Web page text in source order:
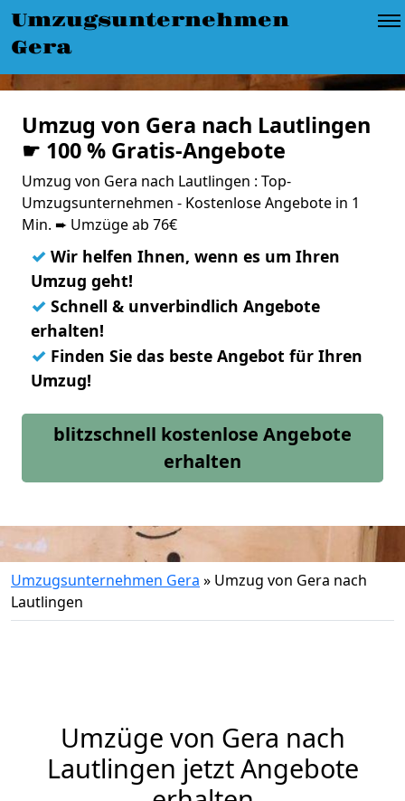
Umzugsunternehmen
Gera
Umzug von Gera nach Lautlingen
☛ 100 % Gratis-Angebote
Umzug von Gera nach Lautlingen : Top-
Umzugsunternehmen - Kostenlose Angebote in 1
Min. ➨ Umzüge ab 76€
✓ Wir helfen Ihnen, wenn es um Ihren
Umzug geht!
✓ Schnell & unverbindlich Angebote
erhalten!
✓ Finden Sie das beste Angebot für Ihren
Umzug!
blitzschnell kostenlose Angebote
erhalten
Umzugsunternehmen Gera » Umzug von Gera nach
Lautlingen
Umzüge von Gera nach
Lautlingen jetzt Angebote